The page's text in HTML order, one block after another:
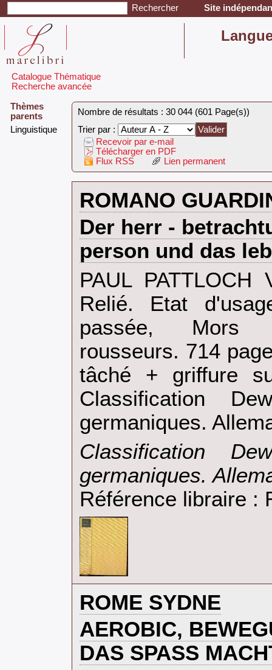
Site
Catalogue Thématique
Recherche avancée
Thèmes
parents
‎Linguistique‎
Nombre de résultats : 30 044 (601 Page(s))
Trier par :
Recevoir par e-mail
Télécharger en PDF
Flux RSS
Lien permanent
‎ROMANO
‎Der herr -
person und das
‎PAUL PATTLOCH
Relié. Etat
passée, Mors
rousseurs. 714
tâché + griffure
Classification
germaniques.
‎Classification
germaniques.
Référence libraire :
‎ROME SYDNE‎
‎AEROBIC,
DAS SPASS